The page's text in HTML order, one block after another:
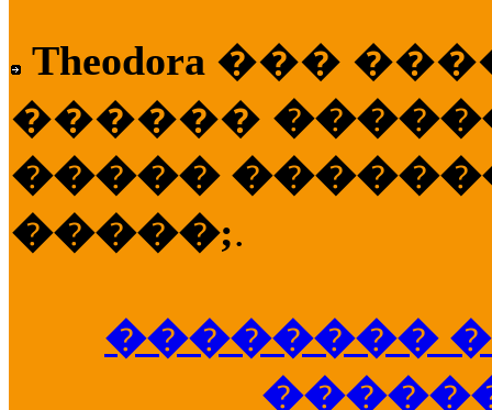
Theodora ���
������
�����
�����;.
��������